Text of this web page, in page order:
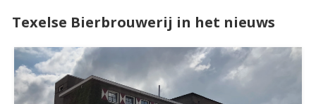
Texelse Bierbrouwerij in het nieuws